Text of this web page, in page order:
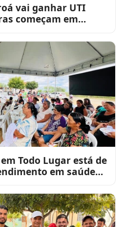
vai ganhar UTI
começam em
Todo Lugar está de
em saúde